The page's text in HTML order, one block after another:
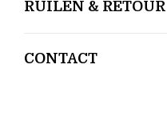
RUILEN & RETOUR
CONTACT